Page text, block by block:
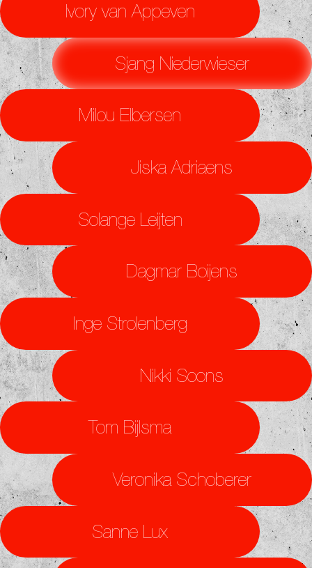
Ivory van Appeven
Sjang Niederwieser
Milou Elbersen
Jiska Adriaens
Solange Leijten
Dagmar Boijens
Inge Strolenberg
Nikki Soons
Tom Bijlsma
Veronika Schoberer
Sanne Lux